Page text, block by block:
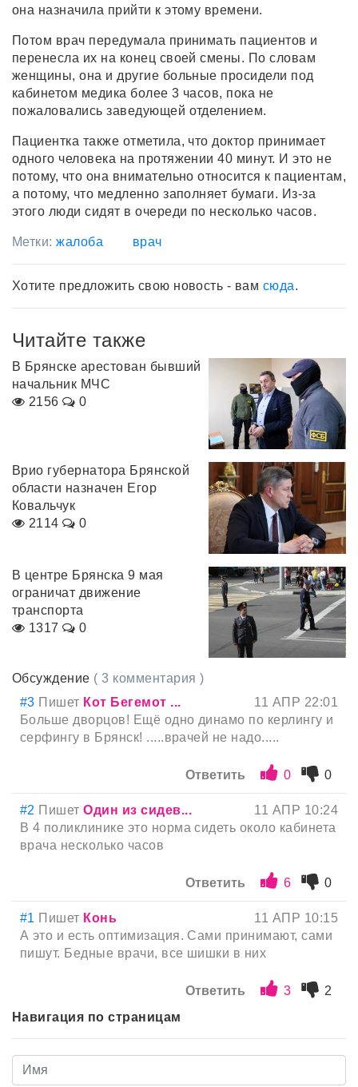
она назначила прийти к этому времени.
Потом врач передумала принимать пациентов и
перенесла их на конец своей смены. По словам
женщины, она и другие больные просидели под
кабинетом медика более 3 часов, пока не
пожаловались заведующей отделением.
Пациентка также отметила, что доктор принимает
одного человека на протяжении 40 минут. И это не
потому, что она внимательно относится к пациентам,
а потому, что медленно заполняет бумаги. Из-за
этого люди сидят в очереди по несколько часов.
Метки:жалоба врач
Хотите предложить свою новость - вам сюда.
Читайте также
В Брянске арестован бывший
начальник МЧС
2156
0
Врио губернатора Брянской
области назначен Егор
Ковальчук
2114
0
В центре Брянска 9 мая
ограничат движение
транспорта
1317
0
Обсуждение ( 3 комментария )
#3 Пишет Кот Бегемот ...
11 АПР 22:01
Больше дворцов! Ещё одно динамо по керлингу и
серфингу в Брянск! .....врачей не надо.....
Ответить 0 0
#2 ПишетОдин из сидев...
11 АПР 10:24
В 4 поликлинике это норма сидеть около кабинета
врача несколько часов
Ответить 6 0
#1 Пишет Конь
11 АПР 10:15
А это и есть оптимизация. Сами принимают, сами
пишут. Бедные врачи, все шишки в них
Ответить 3
2
Навигация по страницам